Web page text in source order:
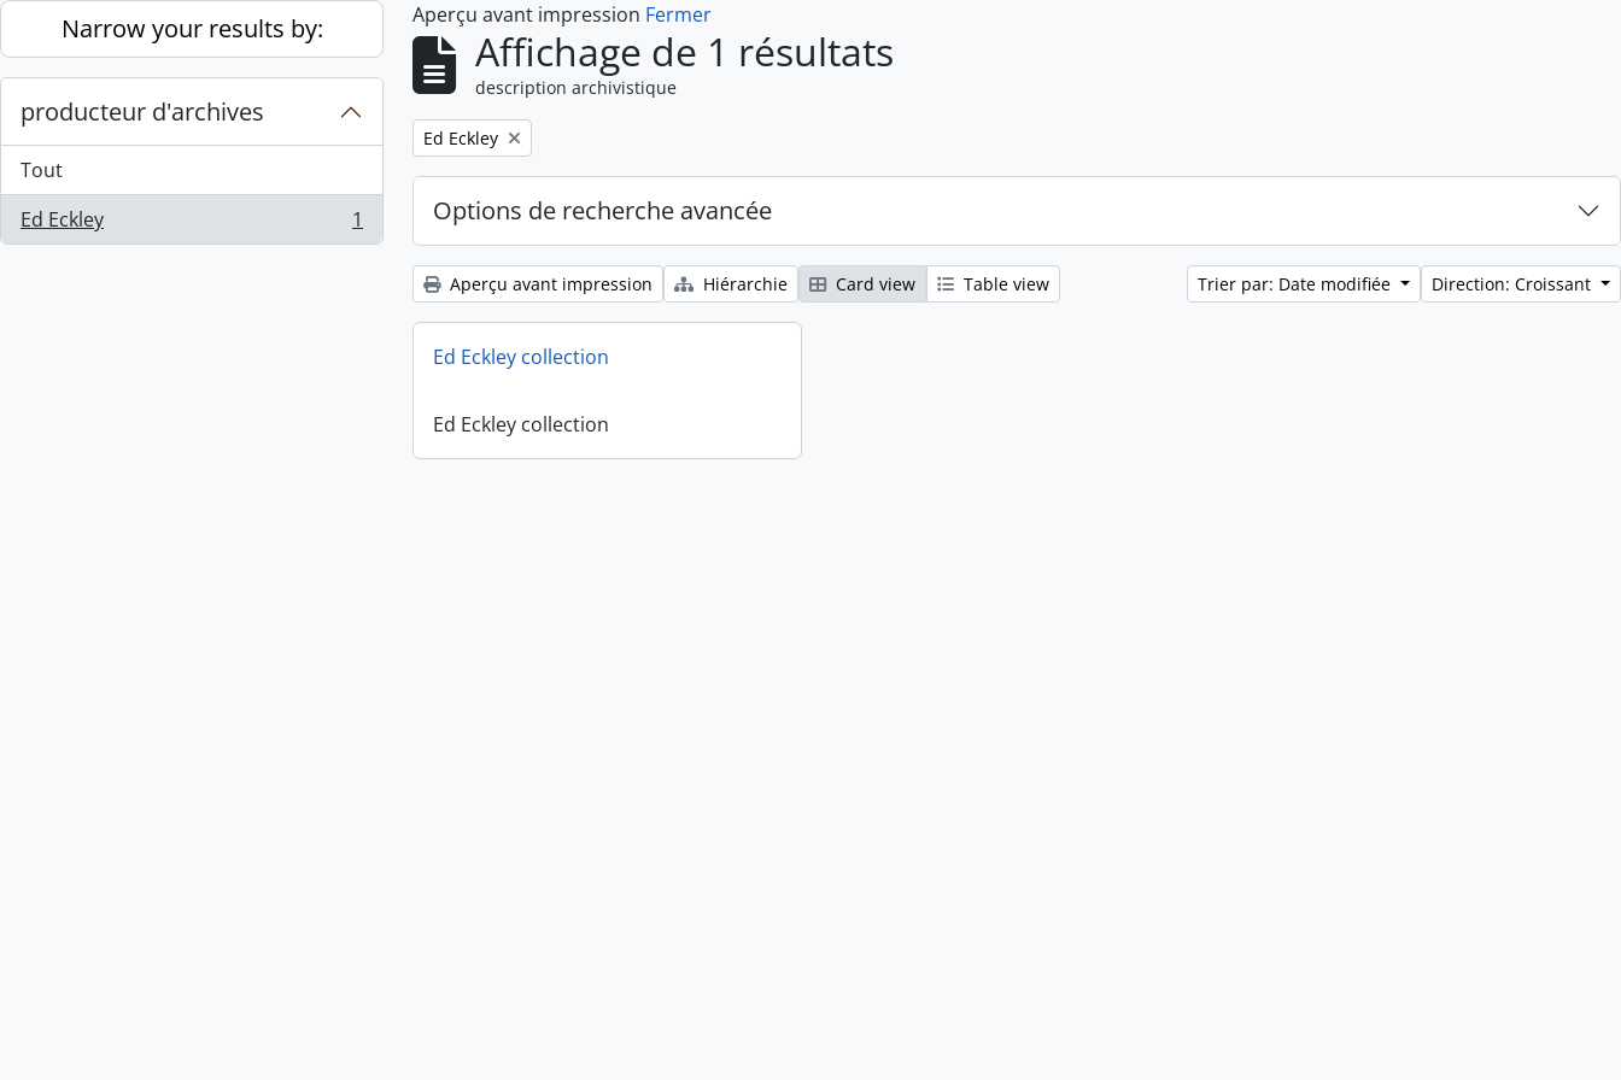
Skip to main content
Narrow your results by:
producteur d'archives
Tout
Ed Eckley
, 1 résultats 1
Aperçu avant impression Fermer
Affichage de 1 résultats
description archivistique
Remove filter:
Ed Eckley
Options de recherche avancée
Aperçu avant impression Hiérarchie Card view Table view Trier par: Date modifiée Direction: Croissant
Ed Eckley collection
Ed Eckley collection